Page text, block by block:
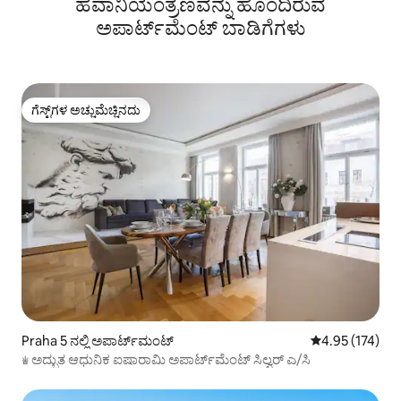
ಅಪಾರ್ಟ್‌ಮೆಂಟ್‌ ಬಾಡಿಗೆಗಳು
ಗೆಸ್ಟ್‌ಗಳ ಅಚ್ಚುಮೆಚ್ಚಿನದು
ಗೆಸ್ಟ್‌ಗಳ ಅಚ್ಚುಮೆಚ್ಚಿನದು
Praha 5 ನಲ್ಲಿ ಅಪಾರ್ಟ್‌ಮಂಟ್ 5 ರಲ್ಲಿ 4.95
4.95 (174)
♕ ಅದ್ಭುತ ಆಧುನಿಕ ಐಷಾರಾಮಿ ಅಪಾರ್ಟ್‌ಮೆಂಟ್ ಸಿಲ್ವರ್ ಎ/ಸಿ